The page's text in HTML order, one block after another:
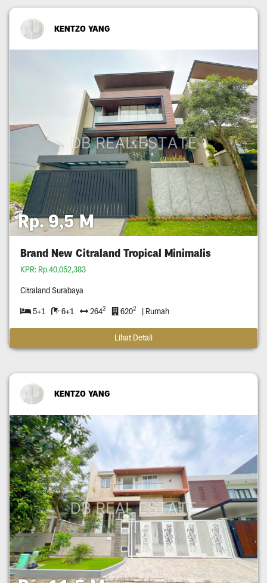
KENTZO YANG
Rp. 9,5 M
Brand New Citraland Tropical Minimalis
KPR: Rp.40,052,383
Citraland Surabaya
5+1 6+1 2642 6202 | Rumah
Lihat Detail
KENTZO YANG